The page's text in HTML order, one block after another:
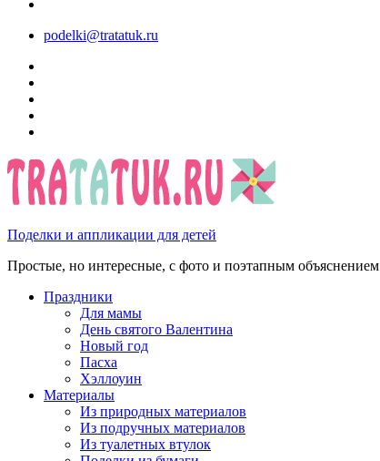
podelki@tratatuk.ru
Поделки и аппликации для детей
Простые, но интересные, с фото и поэтапным объяснением
Праздники
Для мамы
День святого Валентина
Новый год
Пасха
Хэллоуин
Материалы
Из природных материалов
Из подручных материалов
Из туалетных втулок